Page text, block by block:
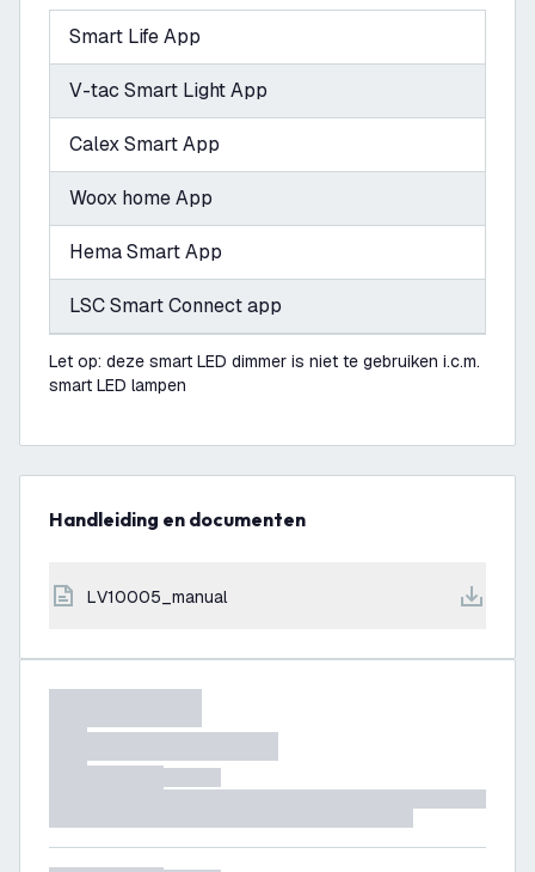
Smart Life App
V-tac Smart Light App
Calex Smart App
Woox home App
Hema Smart App
LSC Smart Connect app
Let op: deze smart LED dimmer is niet te gebruiken i.c.m.
smart LED lampen
Handleiding en documenten
LV10005_manual